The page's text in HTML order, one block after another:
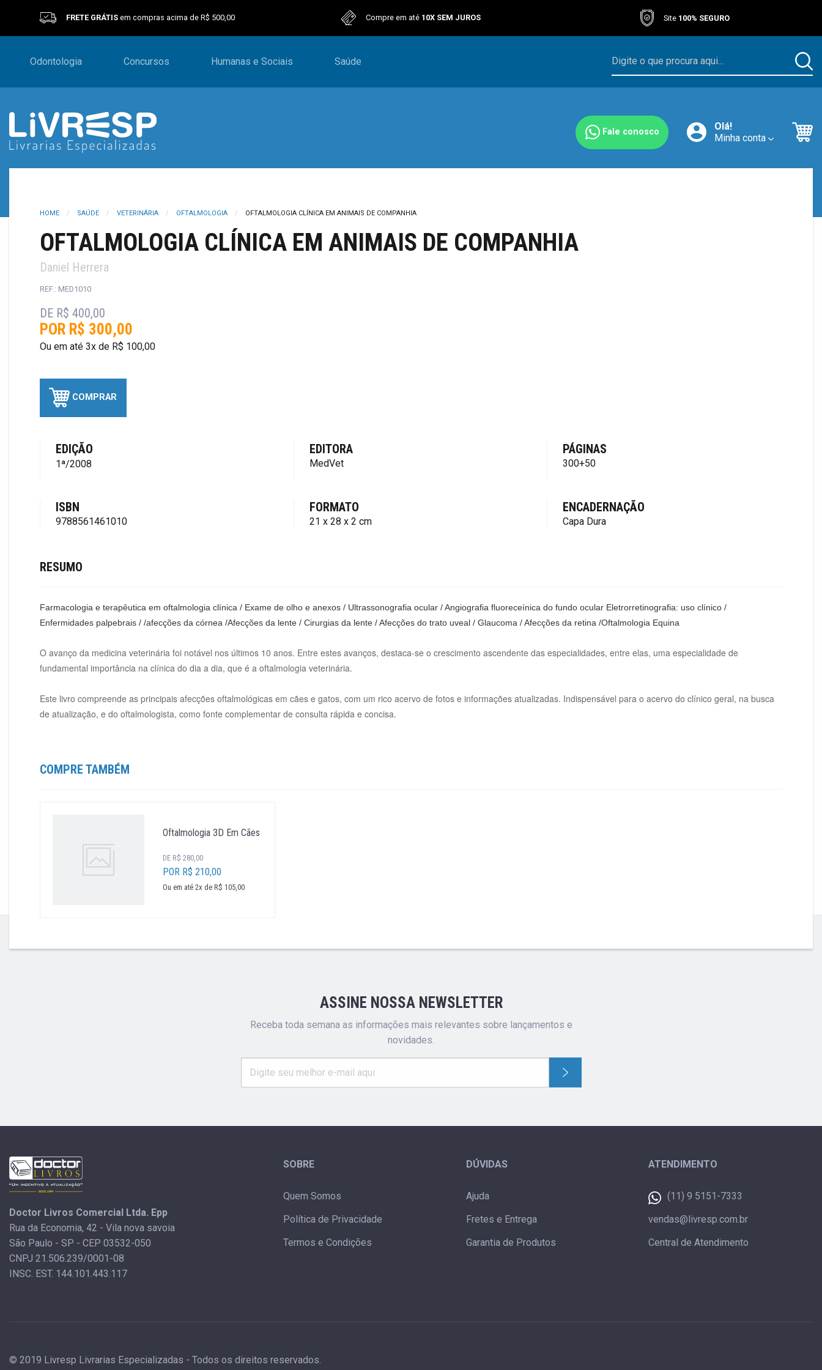
FRETE GRÁTIS em compras acima de R$ 500,00 Compre em até 10X SEM JUROS Site 100% SEGURO
Odontologia Concursos Humanas e Sociais Saúde
Fale conosco
Olá!
Minha conta
HOME SAÚDE VETERINÁRIA OFTALMOLOGIA OFTALMOLOGIA CLÍNICA EM ANIMAIS DE COMPANHIA
OFTALMOLOGIA CLÍNICA EM ANIMAIS DE COMPANHIA
Daniel Herrera
REF.: MED1010
DE R$ 400,00
POR R$ 300,00
Ou em até 3x de R$ 100,00
COMPRAR
EDIÇÃO
1ª/2008
EDITORA
MedVet
PÁGINAS
300+50
ISBN
9788561461010
FORMATO
21 x 28 x 2 cm
ENCADERNAÇÃO
Capa Dura
RESUMO
Farmacologia e terapêutica em oftalmologia clínica / Exame de olho e anexos / Ultrassonografia ocular / Angiografia fluoreceínica do fundo ocular Eletrorretinografia: uso clínico /
Enfermidades palpebrais / /afecções da córnea /Afecções da lente / Cirurgias da lente / Afecções do trato uveal / Glaucoma / Afecções da retina /Oftalmologia Equina
O avanço da medicina veterinária foi notável nos últimos 10 anos. Entre estes avanços, destaca-se o crescimento ascendente das especialidades, entre elas, uma especialidade de
fundamental importância na clínica do dia a dia, que é a oftalmologia veterinária.
Este livro compreende as principais afecções oftalmológicas em cães e gatos, com um rico acervo de fotos e informações atualizadas. Indispensável para o acervo do clínico geral, na busca
de atualização, e do oftalmologista, como fonte complementar de consulta rápida e concisa.
COMPRE TAMBÉM
Oftalmologia 3D Em Cães
DE R$ 280,00
POR R$ 210,00
Ou em até 2x de R$ 105,00
ASSINE NOSSA NEWSLETTER
Receba toda semana as informações mais relevantes sobre lançamentos e
novidades.
Doctor Livros Comercial Ltda. Epp
Rua da Economia, 42 - Vila nova savoia
São Paulo - SP - CEP 03532-050
CNPJ 21.506.239/0001-08
INSC. EST. 144.101.443.117
SOBRE
Quem Somos
Política de Privacidade
Termos e Condições
DÚVIDAS
Ajuda
Fretes e Entrega
Garantia de Produtos
ATENDIMENTO
(11) 9 5151-7333
vendas@livresp.com.br
Central de Atendimento
© 2019 Livresp Livrarias Especializadas - Todos os direitos reservados.